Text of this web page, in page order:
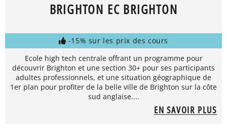
BRIGHTON EC BRIGHTON
-15% sur les prix des cours
Ecole high tech centrale offrant un programme pour
découvrir Brighton et une section 30+ pour ses participants
adultes professionnels, et une situation géographique de
1er plan pour profiter de la belle ville de Brighton sur la côte
sud anglaise....
EN SAVOIR PLUS